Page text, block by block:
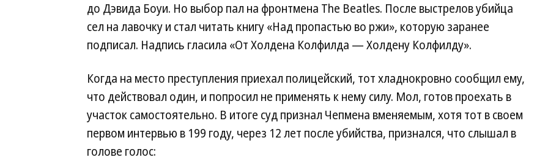
до Дэвида Боуи. Но выбор пал на фронтмена The Beatles. После выстрелов убийца
сел на лавочку и стал читать книгу «Над пропастью во ржи», которую заранее
подписал. Надпись гласила «От Холдена Колфилда — Холдену Колфилду».
Когда на место преступления приехал полицейский, тот хладнокровно сообщил ему,
что действовал один, и попросил не применять к нему силу. Мол, готов проехать в
участок самостоятельно. В итоге суд признал Чепмена вменяемым, хотя тот в своем
первом интервью в 199 году, через 12 лет после убийства, признался, что слышал в
голове голос: